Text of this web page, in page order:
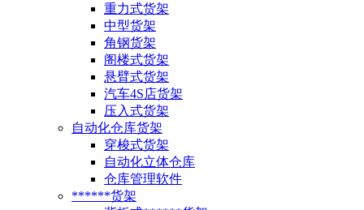
重力式货架
中型货架
角钢货架
阁楼式货架
悬臂式货架
汽车4S店货架
压入式货架
自动化仓库货架
穿梭式货架
自动化立体仓库
仓库管理软件
******货架